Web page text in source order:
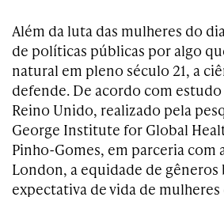
Além da luta das mulheres do
de políticas públicas por algo
natural em pleno século 21, a
defende. De acordo com
Reino Unido, realizado pela
George Institute for Global
Pinho-Gomes, em parceria com
London, a equidade de gêneros
expectativa de vida de mulheres